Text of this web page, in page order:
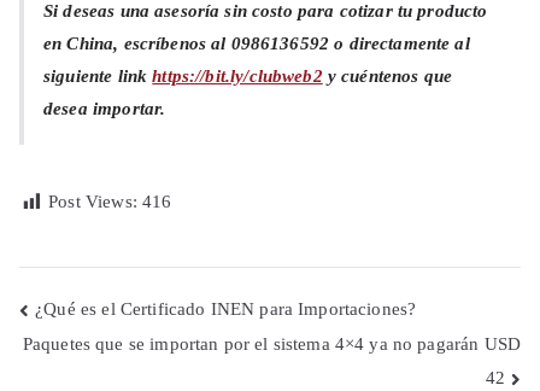
Si deseas una asesoría sin costo para cotizar tu producto
en China, escríbenos al 0986136592 o directamente al
siguiente linkhttps://bit.ly/clubweb2y cuéntenos que
desea importar.
Post Views: 416
Navegación
de
¿Qué es el Certificado INEN para Importaciones?
Paquetes que se importan por el sistema 4×4 ya no pagarán USD
42